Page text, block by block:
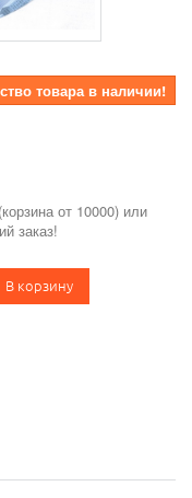
товара в наличии!
от 10000) или
заказ!
В корзину